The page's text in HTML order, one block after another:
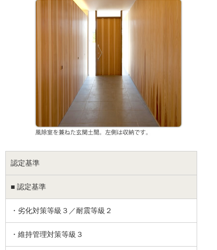
認定基準
■ 認定基準
・劣化対策等級３／耐震等級２
・維持管理対策等級３